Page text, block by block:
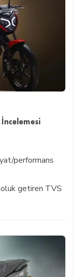
performans
getiren TVS